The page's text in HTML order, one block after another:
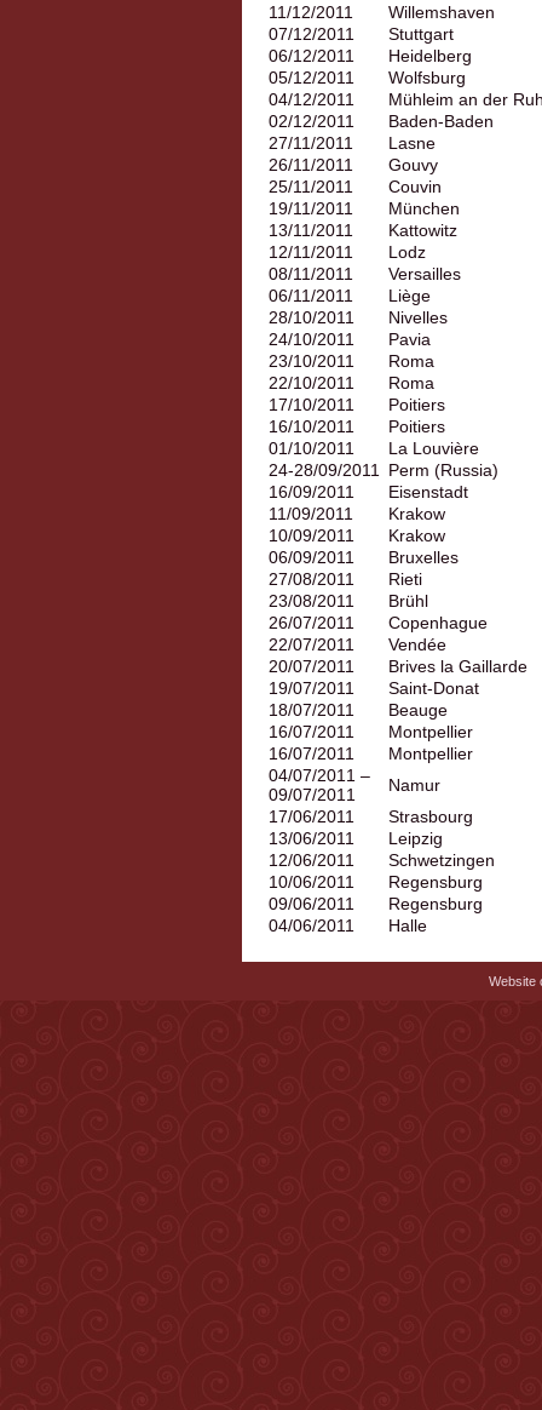
11/12/2011
Willemshaven
07/12/2011
Stuttgart
06/12/2011
Heidelberg
05/12/2011
Wolfsburg
04/12/2011
Mühleim an der
02/12/2011
Baden-Baden
27/11/2011
Lasne
26/11/2011
Gouvy
25/11/2011
Couvin
19/11/2011
München
13/11/2011
Kattowitz
12/11/2011
Lodz
08/11/2011
Versailles
06/11/2011
Liège
28/10/2011
Nivelles
24/10/2011
Pavia
23/10/2011
Roma
22/10/2011
Roma
17/10/2011
Poitiers
16/10/2011
Poitiers
01/10/2011
La Louvière
24-28/09/2011
Perm (Russia)
16/09/2011
Eisenstadt
11/09/2011
Krakow
10/09/2011
Krakow
06/09/2011
Bruxelles
27/08/2011
Rieti
23/08/2011
Brühl
26/07/2011
Copenhague
22/07/2011
Vendée
20/07/2011
Brives la Gaillarde
19/07/2011
Saint-Donat
18/07/2011
Beauge
16/07/2011
Montpellier
16/07/2011
Montpellier
04/07/2011 –
09/07/2011
Namur
17/06/2011
Strasbourg
13/06/2011
Leipzig
12/06/2011
Schwetzingen
10/06/2011
Regensburg
09/06/2011
Regensburg
04/06/2011
Halle
Website